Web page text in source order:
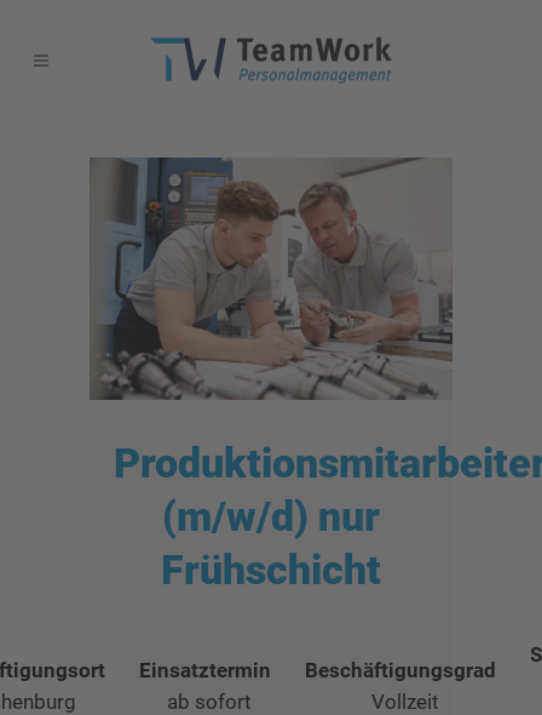
(m/w/d) nur
Frühschicht
Einsatztermin
ab sofort
Beschäftigungsgrad
Vollzeit